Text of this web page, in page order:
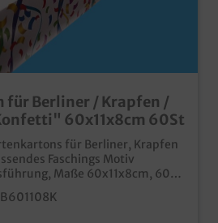
Berliner / Krapfen /
60x11x8cm 60St
für Berliner, Krapfen
Faschings Motiv
Maße 60x11x8cm, 60
und